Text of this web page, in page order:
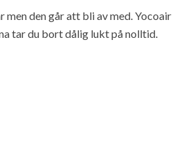
den går att bli av med. Yocoair
tar du bort dålig lukt på nolltid.